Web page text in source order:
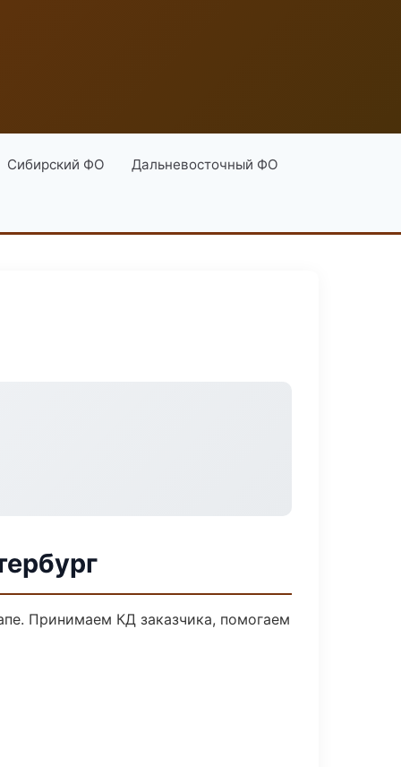
Сибирский ФО Дальневосточный ФО
Принимаем КД заказчика, помогаем